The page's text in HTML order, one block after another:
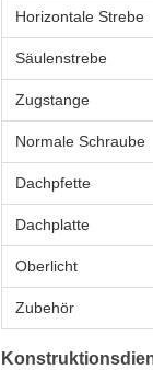
Horizontale Strebe
Säulenstrebe
Zugstange
Normale Schraube
Dachpfette
Dachplatte
Oberlicht
Zubehör